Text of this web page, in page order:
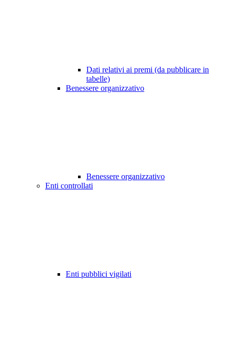
Dati relativi ai premi (da pubblicare in
tabelle)
Benessere organizzativo
Benessere organizzativo
Enti controllati
Enti pubblici vigilati